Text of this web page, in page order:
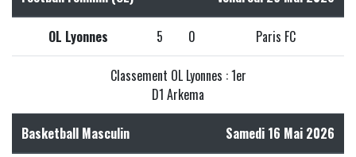
OL Lyonnes 5 0 Paris FC
Classement OL Lyonnes : 1er
D1 Arkema
Basketball Masculin Samedi 16 Mai 2026